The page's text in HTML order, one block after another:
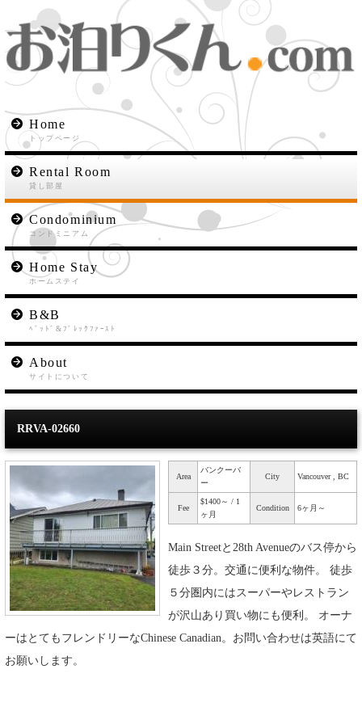
Home
トップページ
Rental Room
貸し部屋
Condominium
コンドミニアム
Home Stay
ホームステイ
B&B
ﾍﾞｯﾄﾞ&ﾌﾞﾚｯｸﾌｧｰｽﾄ
About
サイトについて
RRVA-02660
Area
バンクーバ
ー
City Vancouver , BC
Fee
$1400～ / 1
ヶ月
Condition 6ヶ月～
Main Streetと28th Avenueのバス停から
徒歩３分。交通に便利な物件。 徒歩
５分圏内にはスーパーやレストラン
が沢山あり買い物にも便利。 オーナ
ーはとてもフレンドリーなChinese Canadian。お問い合わせは英語にて
お願いします。